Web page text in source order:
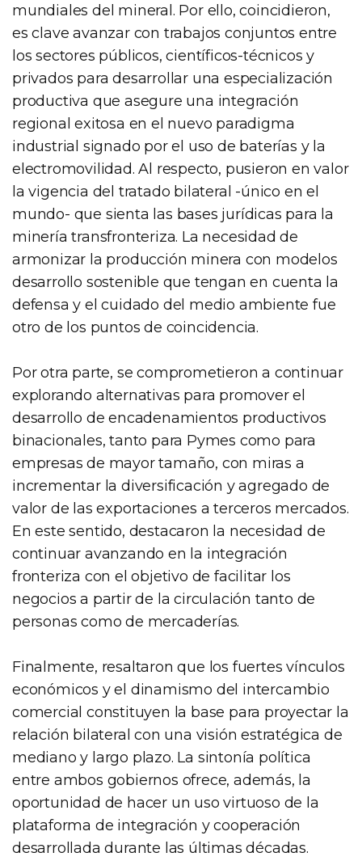
mundiales del mineral. Por ello, coincidieron,
es clave avanzar con trabajos conjuntos entre
los sectores públicos, científicos-técnicos y
privados para desarrollar una especialización
productiva que asegure una integración
regional exitosa en el nuevo paradigma
industrial signado por el uso de baterías y la
electromovilidad. Al respecto, pusieron en valor
la vigencia del tratado bilateral -único en el
mundo- que sienta las bases jurídicas para la
minería transfronteriza. La necesidad de
armonizar la producción minera con modelos
desarrollo sostenible que tengan en cuenta la
defensa y el cuidado del medio ambiente fue
otro de los puntos de coincidencia.
Por otra parte, se comprometieron a continuar
explorando alternativas para promover el
desarrollo de encadenamientos productivos
binacionales, tanto para Pymes como para
empresas de mayor tamaño, con miras a
incrementar la diversificación y agregado de
valor de las exportaciones a terceros mercados.
En este sentido, destacaron la necesidad de
continuar avanzando en la integración
fronteriza con el objetivo de facilitar los
negocios a partir de la circulación tanto de
personas como de mercaderías.
Finalmente, resaltaron que los fuertes vínculos
económicos y el dinamismo del intercambio
comercial constituyen la base para proyectar la
relación bilateral con una visión estratégica de
mediano y largo plazo. La sintonía política
entre ambos gobiernos ofrece, además, la
oportunidad de hacer un uso virtuoso de la
plataforma de integración y cooperación
desarrollada durante las últimas décadas.